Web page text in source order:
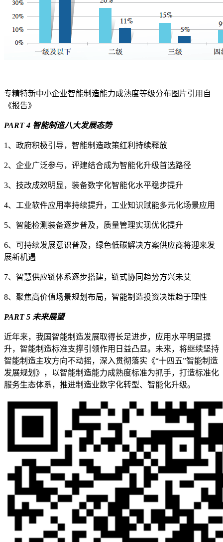
专精特新中小企业智能制造能力成熟度等级分布图片引用自
《报告》
PART 4 智能制造八大发展态势
1、政府积极引导，智能制造政策红利持续释放
2、企业广泛参与，评建结合成为智能化升级首选路径
3、技改成效明显，装备数字化智能化水平稳步提升
4、工业软件应用率持续提升，工业知识赋能多元化场景应用
5、智能检测装备逐步普及，质量管理实现优化提升
6、可持续发展意识普及，绿色低碳解决方案供应商将迎来发
展新机遇
7、智慧供应链体系逐步搭建，链式协同趋势方兴未艾
8、聚焦高价值场景规划布局，智能制造投资决策趋于理性
PART 5 未来展望
近年来，我国智能制造发展取得长足进步，应用水平明显提
升，智能制造标准支撑引领作用日益凸显。未来，将继续坚持
智能制造主攻方向不动摇，深入贯彻落实《“十四五”智能制造
发展规划》，以智能制造能力成熟度标准为抓手，打造标准化
服务生态体系，推进制造业数字化转型、智能化升级。